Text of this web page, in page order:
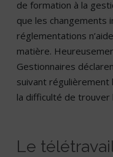
de formation à la
que les changements
réglementations
matière.
Gestionnaires
suivant régulièrement
la difficulté de trouver
Le